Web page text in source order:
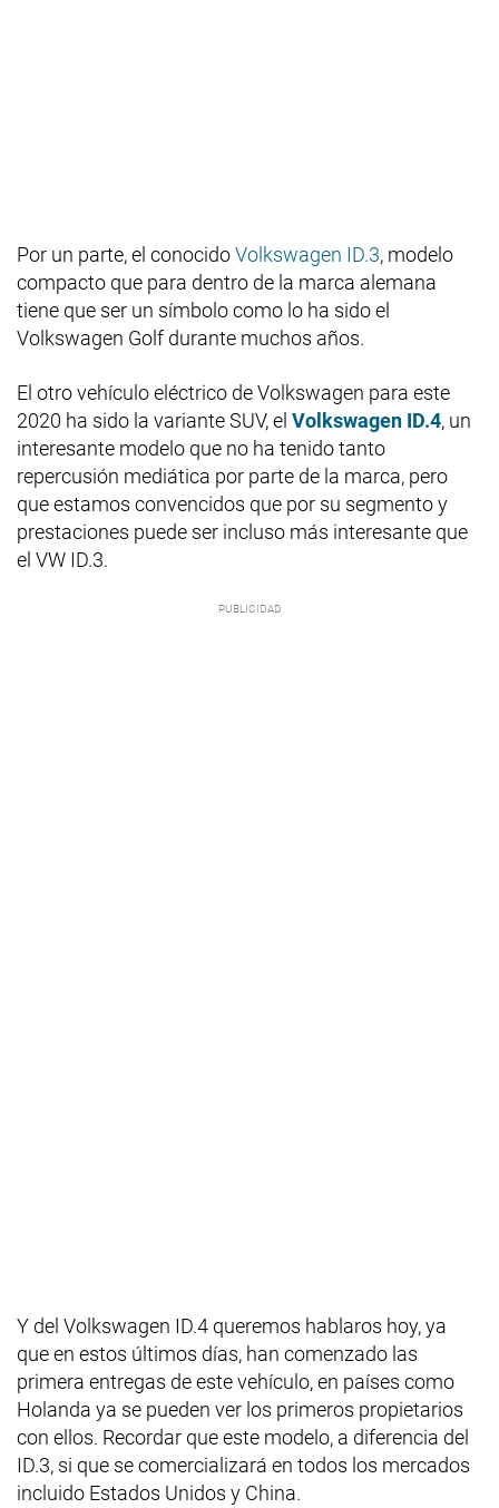
Por un parte, el conocidoVolkswagen ID.3, modelo
compacto que para dentro de la marca alemana
tiene que ser un símbolo como lo ha sido el
Volkswagen Golf durante muchos años.
El otro vehículo eléctrico de Volkswagen para este
2020 ha sido la variante SUV, el Volkswagen ID.4, un
interesante modelo que no ha tenido tanto
repercusión mediática por parte de la marca, pero
que estamos convencidos que por su segmento y
prestaciones puede ser incluso más interesante que
el VW ID.3.
Y del Volkswagen ID.4 queremos hablaros hoy, ya
que en estos últimos días, han comenzado las
primera entregas de este vehículo, en países como
Holanda ya se pueden ver los primeros propietarios
con ellos. Recordar que este modelo, a diferencia del
ID.3, si que se comercializará en todos los mercados
incluido Estados Unidos y China.